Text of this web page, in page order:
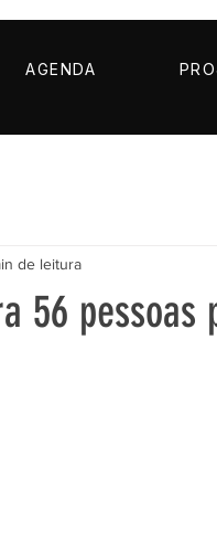
AGENDA
56
de leitura